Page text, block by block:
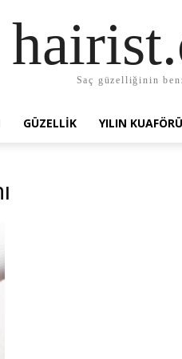
Saç güzelliğinin
GÜZELLIK YILIN KUAFÖRÜ